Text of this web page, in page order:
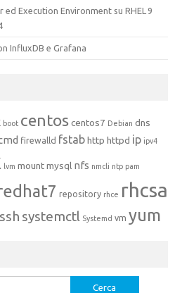
Execution Environment su RHEL 9
InfluxDB e Grafana
boot centoscentos7 Debian dns
firewalld fstabhttp httpd ip ipv4
lvm mountmysql nfs nmcli ntp pam
repository rhce rhcsa
ssh systemctl Systemd vm yum